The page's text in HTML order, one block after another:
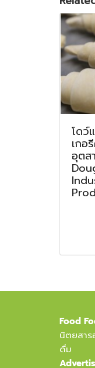
โดว์
เกอ
อุตส
Food
นิตยสาร
ดื่ม